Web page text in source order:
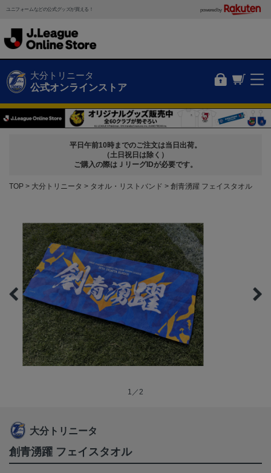
ユニフォームなどの公式グッズが買える！ powered by
大分トリニータ
公式オンラインストア
平日午前10時までのご注文は当日出荷。
（土日祝日は除く）
ご購入の際はＪリーグIDが必要です。
TOP 大分トリニータ タオル・リストバンド 創青湧躍 フェイスタオル
1／2
大分トリニータ
創青湧躍 フェイスタオル